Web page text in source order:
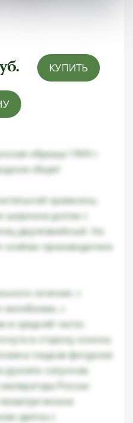
КУПИТЬ
образца 1909 г.
сборе!
кривизны,
долом с
двулезвийный. На
клеймо производителя
сечения, с
с
средней части;
в сторону клинка.
гладкая фигурная
рукояти латунная,
России
цветка с